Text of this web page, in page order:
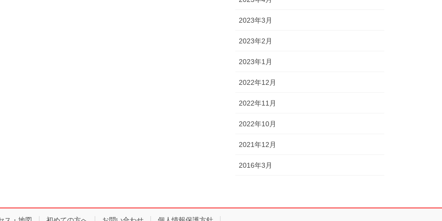
2023年3月
2023年2月
2023年1月
2022年12月
2022年11月
2022年10月
2021年12月
2016年3月